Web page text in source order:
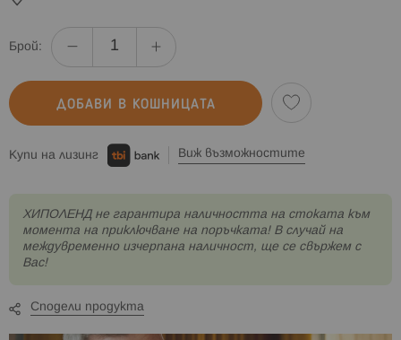
Брой:
ДОБАВИ В КОШНИЦАТА
Купи на лизинг Виж възможностите
XИПОЛЕНД не гарантира наличността на стоката към
момента на приключване на поръчката! В случай на
междувременно изчерпана наличност, ще се свържем с
Вас!
Сподели продукта